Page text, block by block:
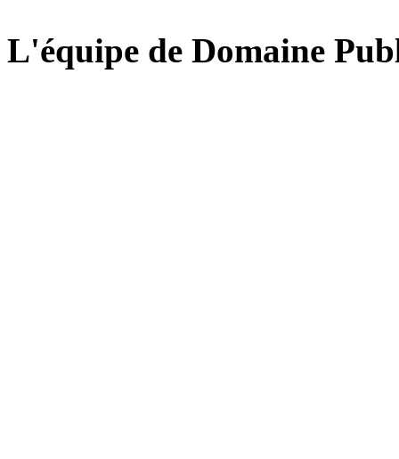
L'équipe de Domaine